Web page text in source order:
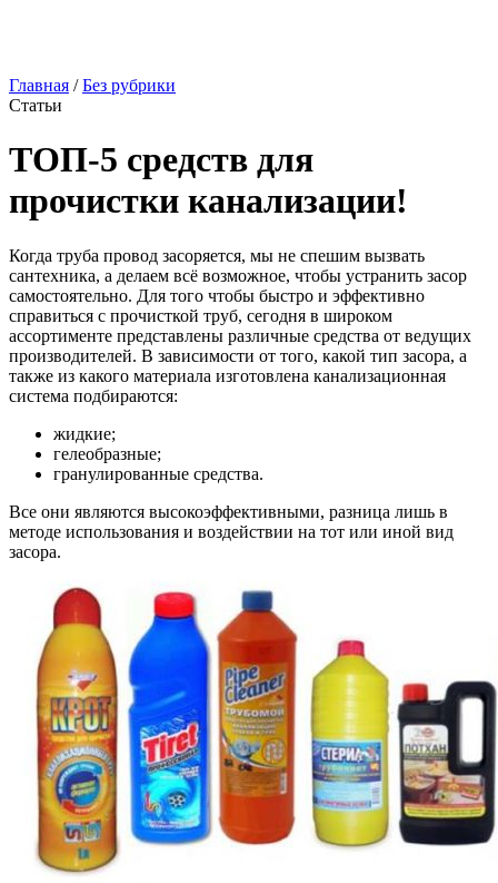
Главная /Без рубрики
Статьи
ТОП-5 средств для
прочистки канализации!
Когда труба провод засоряется, мы не спешим вызвать
сантехника, а делаем всё возможное, чтобы устранить засор
самостоятельно. Для того чтобы быстро и эффективно
справиться с прочисткой труб, сегодня в широком
ассортименте представлены различные средства от ведущих
производителей. В зависимости от того, какой тип засора, а
также из какого материала изготовлена канализационная
система подбираются:
жидкие;
гелеобразные;
гранулированные средства.
Все они являются высокоэффективными, разница лишь в
методе использования и воздействии на тот или иной вид
засора.